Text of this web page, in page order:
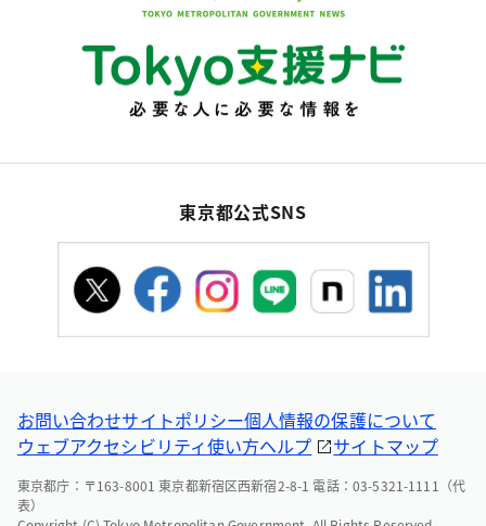
東京都公式SNS
お問い合わせサイトポリシー個人情報の保護について
ウェブアクセシビリティ使い方ヘルプ サイトマップ
東京都庁：〒163-8001 東京都新宿区西新宿2-8-1 電話：03-5321-1111（代
表）